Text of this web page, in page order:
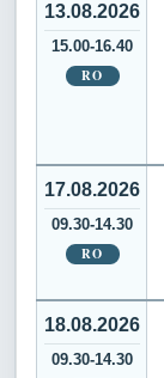
13.08.2026
15.00-16.40
RO
17.08.2026
09.30-14.30
RO
18.08.2026
09.30-14.30